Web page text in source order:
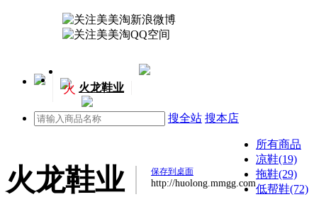
火 火龙鞋业
搜全站 搜本店
火龙鞋业 保存到桌面
http://huolong.mmgg.com
所有商品
凉鞋(19)
拖鞋(29)
低帮鞋(72)